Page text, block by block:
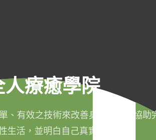
療癒學院
、有效之技術來改善身心健康，協助
生活，並明白自己真實的本質。